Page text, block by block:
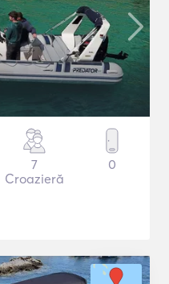
7
Croazieră
0